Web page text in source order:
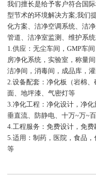
我们擅长是给予客户符合国
型节术的环境解决方案;我们
化方案、洁净空调系统、洁
管道、洁净室监测、维护系
1.供应：无尘车间，GMP车
房净化系统，实验室，称量
洁净间，消毒间，成品库，
2.设备配套：净化板（岩棉
面、地坪漆、气密灯等
3.净化工程：净化设计，净化
垂直流、防静电、十万~万~
4.工程服务：免费设计，免费
5.适用：制药，医院，食品
等